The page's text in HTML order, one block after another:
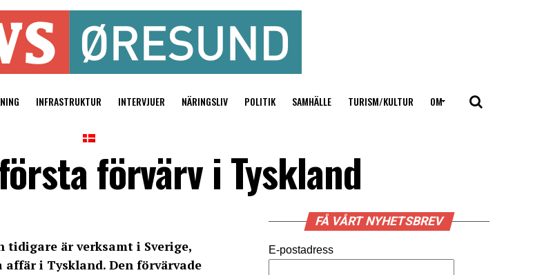
INFRASTRUKTUR INTERVJUER NÄRINGSLIV POLITIK SAMHÄLLE TURISM/KULTUR OM
förvärv i Tyskland
tidigare är verksamt i Sverige,
i Tyskland. Den förvärvade
FÅ VÅRT NYHETSBREV
E-postadress